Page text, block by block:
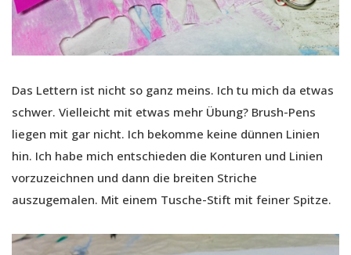
Das Lettern ist nicht so ganz meins. Ich tu mich da etwas
schwer. Vielleicht mit etwas mehr Übung? Brush-Pens
liegen mit gar nicht. Ich bekomme keine dünnen Linien
hin. Ich habe mich entschieden die Konturen und Linien
vorzuzeichnen und dann die breiten Striche
auszugemalen. Mit einem Tusche-Stift mit feiner Spitze.